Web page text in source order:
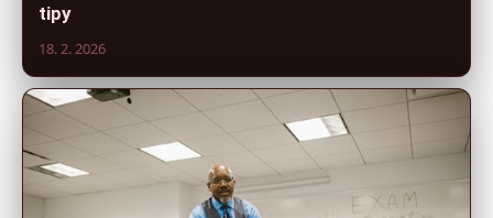
tipy
18. 2. 2026